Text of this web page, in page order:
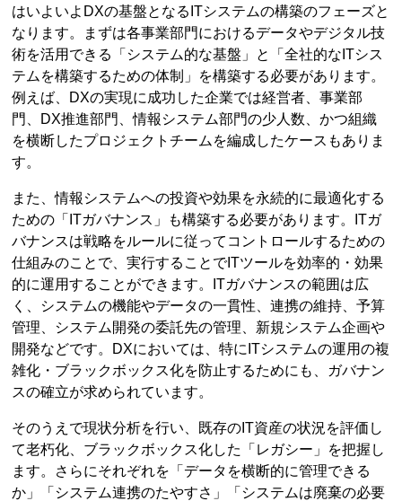
はいよいよDXの基盤となるITシステムの構築のフェーズと
なります。まずは各事業部門におけるデータやデジタル技
術を活用できる「システム的な基盤」と「全社的なITシス
テムを構築するための体制」を構築する必要があります。
例えば、DXの実現に成功した企業では経営者、事業部
門、DX推進部門、情報システム部門の少人数、かつ組織
を横断したプロジェクトチームを編成したケースもありま
す。
また、情報システムへの投資や効果を永続的に最適化する
ための「ITガバナンス」も構築する必要があります。ITガ
バナンスは戦略をルールに従ってコントロールするための
仕組みのことで、実行することでITツールを効率的・効果
的に運用することができます。ITガバナンスの範囲は広
く、システムの機能やデータの一貫性、連携の維持、予算
管理、システム開発の委託先の管理、新規システム企画や
開発などです。DXにおいては、特にITシステムの運用の複
雑化・ブラックボックス化を防止するためにも、ガバナン
スの確立が求められています。
そのうえで現状分析を行い、既存のIT資産の状況を評価し
て老朽化、ブラックボックス化した「レガシー」を把握し
ます。さらにそれぞれを「データを横断的に管理できる
か」「システム連携のたやすさ」「システムは廃棄の必要